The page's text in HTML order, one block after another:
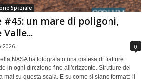
Spaziale
#45: un mare di poligoni,
2026 0
NASA ha fotografato una distesa di fratture
in ogni direzione fino all'orizzonte. Strutture del
mai su questa scala. E su come si siano formate il